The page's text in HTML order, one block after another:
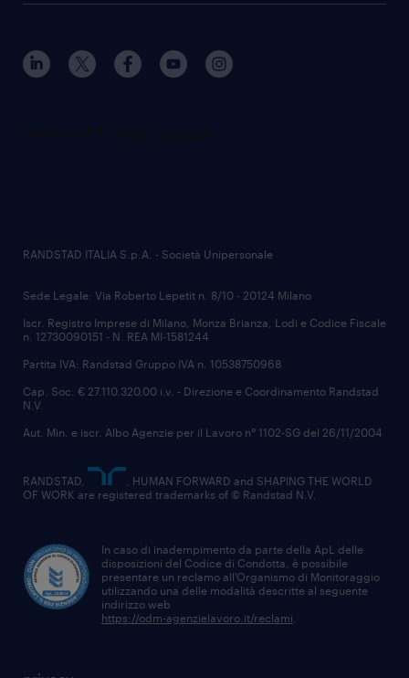
RANDSTAD ITALIA S.p.A. - Società Unipersonale
Sede Legale: Via Roberto Lepetit n. 8/10 - 20124 Milano
Iscr. Registro Imprese di Milano, Monza Brianza, Lodi e Codice Fiscale
n. 12730090151 - N. REA MI-1581244
Partita IVA: Randstad Gruppo IVA n. 10538750968
Cap. Soc. € 27.110.320,00 i.v. - Direzione e Coordinamento Randstad
N.V.
Aut. Min. e iscr. Albo Agenzie per il Lavoro n° 1102-SG del 26/11/2004
RANDSTAD,
, HUMAN FORWARD and SHAPING THE WORLD
OF WORK are registered trademarks of © Randstad N.V.
In caso di inadempimento da parte della ApL delle
disposizioni del Codice di Condotta, è possibile
presentare un reclamo all’Organismo di Monitoraggio
utilizzando una delle modalità descritte al seguente
indirizzo web
https://odm-agenzielavoro.it/reclami